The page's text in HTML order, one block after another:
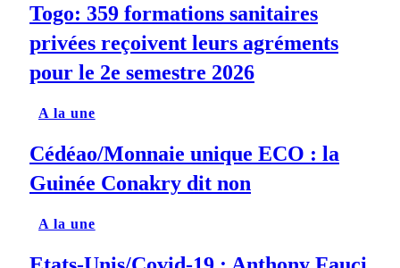
Togo: 359 formations sanitaires
privées reçoivent leurs agréments
pour le 2e semestre 2026
A la une
Cédéao/Monnaie unique ECO : la
Guinée Conakry dit non
A la une